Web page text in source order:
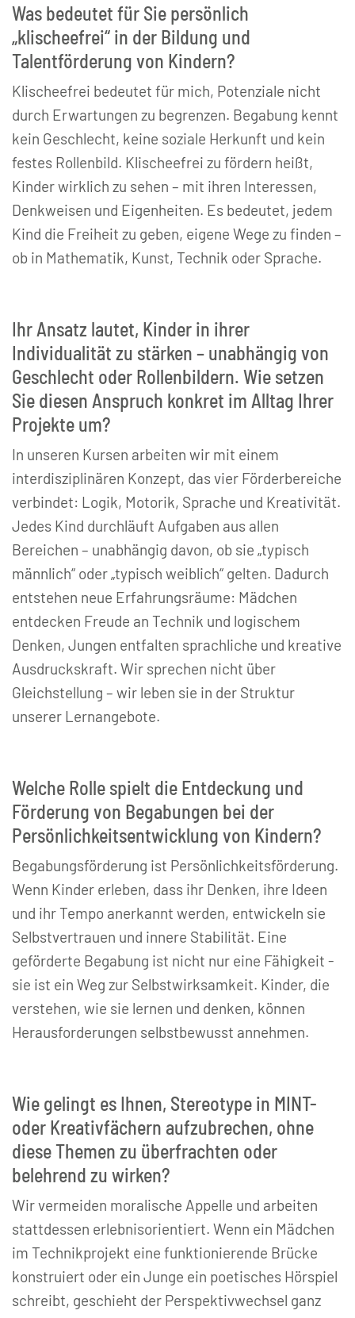
Was bedeutet für Sie persönlich
„klischeefrei“ in der Bildung und
Talentförderung von Kindern?
Klischeefrei bedeutet für mich, Potenziale nicht
durch Erwartungen zu begrenzen. Begabung kennt
kein Geschlecht, keine soziale Herkunft und kein
festes Rollenbild. Klischeefrei zu fördern heißt,
Kinder wirklich zu sehen – mit ihren Interessen,
Denkweisen und Eigenheiten. Es bedeutet, jedem
Kind die Freiheit zu geben, eigene Wege zu finden –
ob in Mathematik, Kunst, Technik oder Sprache.
Ihr Ansatz lautet, Kinder in ihrer
Individualität zu stärken – unabhängig von
Geschlecht oder Rollenbildern. Wie setzen
Sie diesen Anspruch konkret im Alltag Ihrer
Projekte um?
In unseren Kursen arbeiten wir mit einem
interdisziplinären Konzept, das vier Förderbereiche
verbindet: Logik, Motorik, Sprache und Kreativität.
Jedes Kind durchläuft Aufgaben aus allen
Bereichen – unabhängig davon, ob sie „typisch
männlich“ oder „typisch weiblich“ gelten. Dadurch
entstehen neue Erfahrungsräume: Mädchen
entdecken Freude an Technik und logischem
Denken, Jungen entfalten sprachliche und kreative
Ausdruckskraft. Wir sprechen nicht über
Gleichstellung – wir leben sie in der Struktur
unserer Lernangebote.
Welche Rolle spielt die Entdeckung und
Förderung von Begabungen bei der
Persönlichkeitsentwicklung von Kindern?
Begabungsförderung ist Persönlichkeitsförderung.
Wenn Kinder erleben, dass ihr Denken, ihre Ideen
und ihr Tempo anerkannt werden, entwickeln sie
Selbstvertrauen und innere Stabilität. Eine
geförderte Begabung ist nicht nur eine Fähigkeit -
sie ist ein Weg zur Selbstwirksamkeit. Kinder, die
verstehen, wie sie lernen und denken, können
Herausforderungen selbstbewusst annehmen.
Wie gelingt es Ihnen, Stereotype in MINT-
oder Kreativfächern aufzubrechen, ohne
diese Themen zu überfrachten oder
belehrend zu wirken?
Wir vermeiden moralische Appelle und arbeiten
stattdessen erlebnisorientiert. Wenn ein Mädchen
im Technikprojekt eine funktionierende Brücke
konstruiert oder ein Junge ein poetisches Hörspiel
schreibt, geschieht der Perspektivwechsel ganz